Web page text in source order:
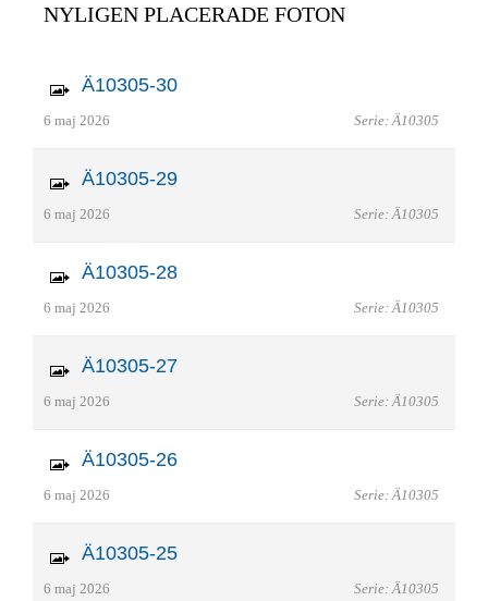
NYLIGEN PLACERADE FOTON
Ä10305-30
6 maj 2026 Serie: Ä10305
Ä10305-29
6 maj 2026 Serie: Ä10305
Ä10305-28
6 maj 2026 Serie: Ä10305
Ä10305-27
6 maj 2026 Serie: Ä10305
Ä10305-26
6 maj 2026 Serie: Ä10305
Ä10305-25
6 maj 2026 Serie: Ä10305